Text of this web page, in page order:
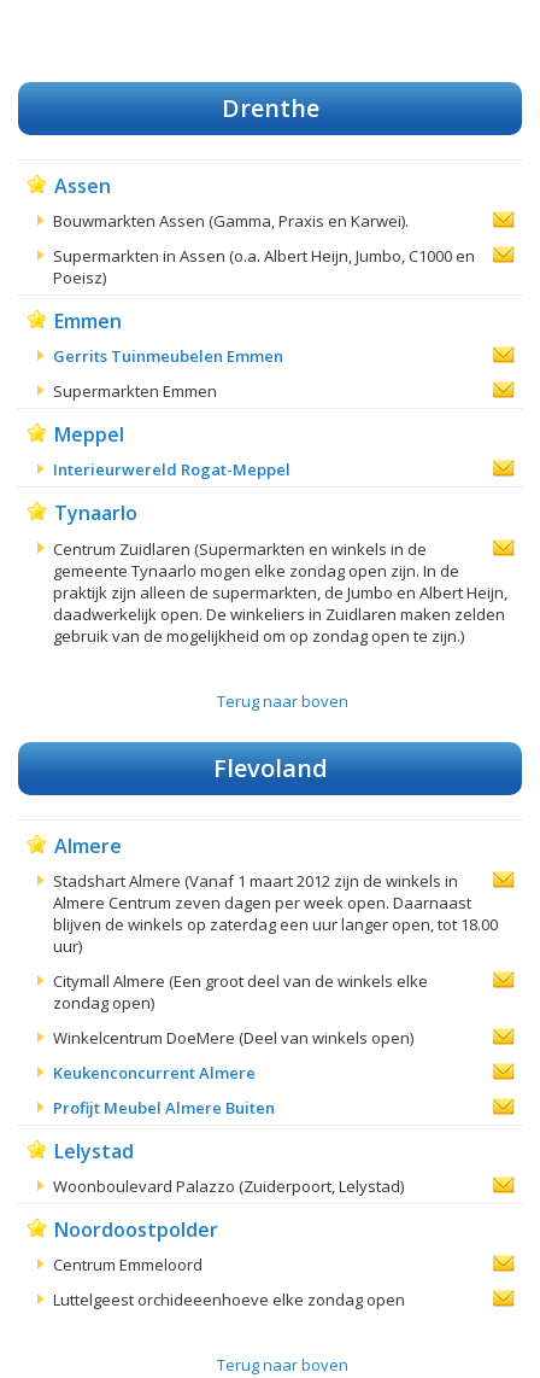
Drenthe
Assen
Bouwmarkten Assen (Gamma, Praxis en Karwei).
Supermarkten in Assen (o.a. Albert Heijn, Jumbo, C1000 en
Poeisz)
Emmen
Gerrits Tuinmeubelen Emmen
Supermarkten Emmen
Meppel
Interieurwereld Rogat-Meppel
Tynaarlo
Centrum Zuidlaren (Supermarkten en winkels in de
gemeente Tynaarlo mogen elke zondag open zijn. In de
praktijk zijn alleen de supermarkten, de Jumbo en Albert Heijn,
daadwerkelijk open. De winkeliers in Zuidlaren maken zelden
gebruik van de mogelijkheid om op zondag open te zijn.)
Terug naar boven
Flevoland
Almere
Stadshart Almere (Vanaf 1 maart 2012 zijn de winkels in
Almere Centrum zeven dagen per week open. Daarnaast
blijven de winkels op zaterdag een uur langer open, tot 18.00
uur)
Citymall Almere (Een groot deel van de winkels elke
zondag open)
Winkelcentrum DoeMere (Deel van winkels open)
Keukenconcurrent Almere
Profijt Meubel Almere Buiten
Lelystad
Woonboulevard Palazzo (Zuiderpoort, Lelystad)
Noordoostpolder
Centrum Emmeloord
Luttelgeest orchideeenhoeve elke zondag open
Terug naar boven